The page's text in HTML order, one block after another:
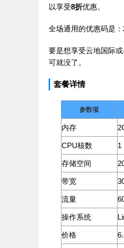
以享受8折优惠。
全场通用的优惠码是：
要是想享受云地国际
可就没了。
套餐详情
参数项
内存
CPU核数 1
存储空间
带宽
流量
操作系统
价格